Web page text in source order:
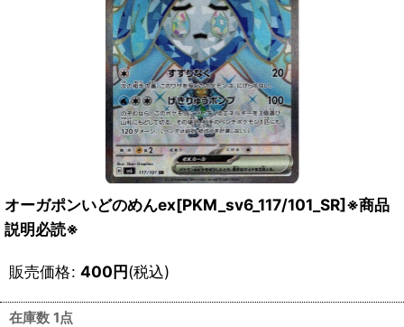
オーガポンいどのめんex[PKM_sv6_117/101_SR]※商品
説明必読※
販売価格: 400円(税込)
在庫数 1点